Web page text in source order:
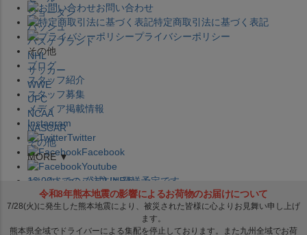
お問い合わせ
特定商取引法に基づく表記
プライバシーポリシー
その他
ブログ
スタッフ紹介
スタッフ募集
メディア掲載情報
Instagram
Twitter
Facebook
Youtube
セレクション公式LINE@
ジョーダン
バッシュ
バスケブランド
NHL
サッカー
WWE
UFC
NCAA
NASCAR
その他
MORE ▼
12:00までのご注文は発送予定です。
在庫品は 1-3営業日内で発送!! ※お取寄せ商品は対象外